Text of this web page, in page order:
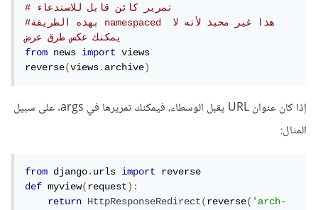
# تمرير كائن قابل للاستدعاء
#بهذه الطريقة namespaced هذا غير محبذ لأنه لا
يمكنك عكس طرق عرض
from news import views
reverse(views.archive)
إذا كان عنوان URL يقبل الوسطاء، فيمكنك تمريرها في args. على سبيل
المثال:
from django.urls import
def myview(request):
return
HttpResponseRedirect(reverse('arch-